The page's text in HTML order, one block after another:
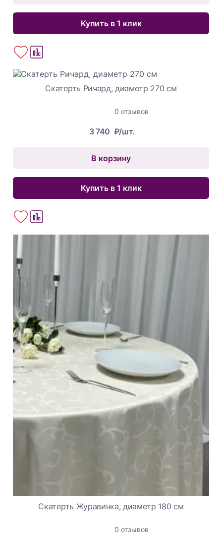
Купить в 1 клик
Скатерть Ричард, диаметр 270 см
0 отзывов
3 740 ₽/шт.
В корзину
Купить в 1 клик
Скатерть Журавинка, диаметр 180 см
0 отзывов